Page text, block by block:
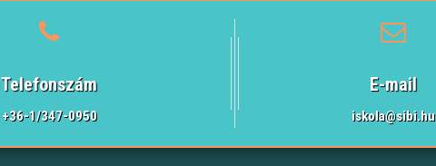
Telefonszám
+36-1/347-0950
E-mail
iskola@sibi.hu